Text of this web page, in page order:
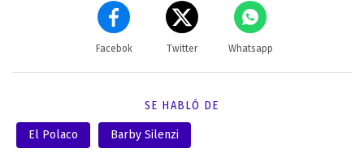
Facebok Twitter Whatsapp
SE HABLÓ DE
El Polaco Barby Silenzi